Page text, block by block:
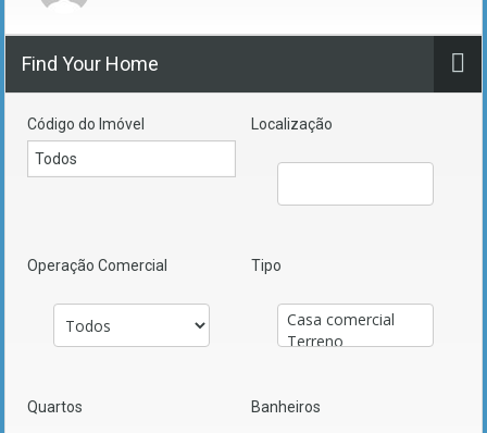
Find Your Home
Código do Imóvel Localização
Operação Comercial Tipo
Quartos Banheiros